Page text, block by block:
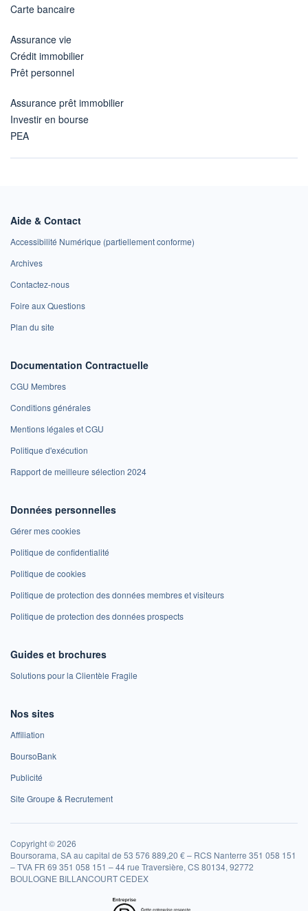
Carte bancaire
Assurance vie
Crédit immobilier
Prêt personnel
Assurance prêt immobilier
Investir en bourse
PEA
Aide & Contact
Accessibilité Numérique (partiellement conforme)
Archives
Contactez-nous
Foire aux Questions
Plan du site
Documentation Contractuelle
CGU Membres
Conditions générales
Mentions légales et CGU
Politique d'exécution
Rapport de meilleure sélection 2024
Données personnelles
Gérer mes cookies
Politique de confidentialité
Politique de cookies
Politique de protection des données membres et visiteurs
Politique de protection des données prospects
Guides et brochures
Solutions pour la Clientèle Fragile
Nos sites
Affiliation
BoursoBank
Publicité
Site Groupe & Recrutement
Copyright © 2026
Boursorama, SA au capital de 53 576 889,20 € – RCS Nanterre 351 058 151
– TVA FR 69 351 058 151 – 44 rue Traversière, CS 80134, 92772
BOULOGNE BILLANCOURT CEDEX